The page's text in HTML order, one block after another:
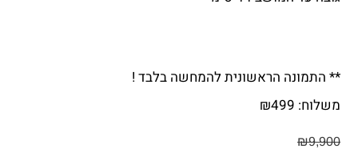
** התמונה הראשונית להמחשה בלבד !
משלוח:
₪499
₪9,900